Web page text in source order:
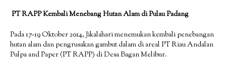
PT RAPP Kembali Menebang Hutan Alam di Pulau Padang
Pada 17-19 Oktober 2014, Jikalahari menemukan kembali penebangan
hutan alam dan pengrusakan gambut dalam di areal PT Riau Andalan
Pulpa and Paper (PT RAPP) di Desa Bagan Melibur.